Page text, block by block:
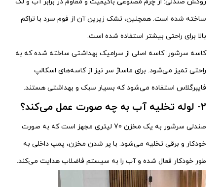
ساخته شده است. همچنین، تشک زیرین آن از فوم سرد با تراکم
بالا برای راحتی بیشتر استفاده شده است.
کاسه سرشور: کاسه اصلی از سرامیک بهداشتی ساخته شده که به
راحتی تمیز می‌شود. برای ماساژ سر نیز از کاسه‌های اسکالپ
فایبرگلاس استفاده می‌شود که بسیار سبک و بهداشتی هستند.
2- لوله تخلیه آب به چه صورت عمل می‌کند؟
صندلی سرشور به یک مخزن 70 لیتری مجهز است که به صورت
خودکار و برقی تخلیه می‌شود. با پر شدن مخزن، پمپ داخلی به
طور خودکار فعال شده و آب را به سیستم فاضلاب هدایت می‌کند.